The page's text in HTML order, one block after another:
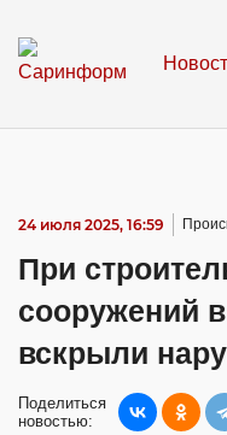
24 июля 2025, 16:59
При
сооружений
вскрыли
Поделиться
новостью: